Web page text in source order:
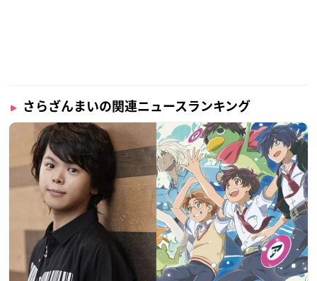
さらざんまいの関連ニュースランキング